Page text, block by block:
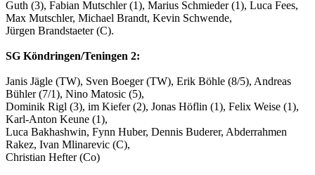
Guth (3), Fabian Mutschler (1), Marius Schmieder (1), Luca Fees,
Max Mutschler, Michael Brandt, Kevin Schwende,
Jürgen Brandstaeter (C).
SG Köndringen/Teningen 2:
Janis Jägle (TW), Sven Boeger (TW), Erik Böhle (8/5), Andreas
Bühler (7/1), Nino Matosic (5),
Dominik Rigl (3), im Kiefer (2), Jonas Höflin (1), Felix Weise (1),
Karl-Anton Keune (1),
Luca Bakhashwin, Fynn Huber, Dennis Buderer, Abderrahmen
Rakez, Ivan Mlinarevic (C),
Christian Hefter (Co)